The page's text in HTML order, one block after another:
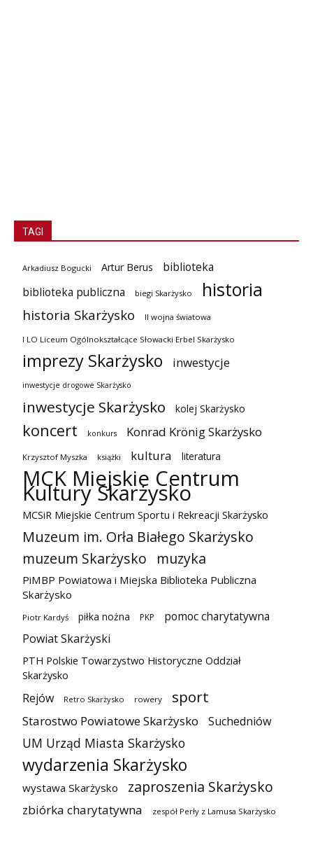
TAGI
Arkadiusz Bogucki Artur Berus
biblioteka
biblioteka publiczna
biegi Skarżysko historia
historia Skarżysko II wojna światowa
I LO Liceum Ogólnokształcące Słowacki Erbel Skarżysko
imprezy Skarżysko inwestycje
inwestycje drogowe Skarżysko
inwestycje Skarżysko kolej Skarżysko
koncert konkurs Konrad Krönig Skarżysko
Krzysztof Myszka książki kultura literatura
MCK Miejskie Centrum
Kultury Skarżysko
MCSiR Miejskie Centrum Sportu i Rekreacji Skarżysko
Muzeum im. Orła Białego Skarżysko
muzeum Skarżysko
muzyka
PiMBP Powiatowa i Miejska Biblioteka Publiczna
Skarżysko
Piotr Kardyś piłka nożna PKP
pomoc charytatywna
Powiat Skarżyski
PTH Polskie Towarzystwo Historyczne Oddział
Skarżysko
Rejów Retro Skarżysko rowery sport
Starostwo Powiatowe Skarżysko Suchedniów
UM Urząd Miasta Skarżysko
wydarzenia Skarżysko
wystawa Skarżysko zaproszenia Skarżysko
zbiórka charytatywna zespół Perły z Lamusa Skarżysko